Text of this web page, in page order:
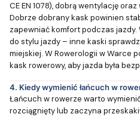
CE EN 1078), dobrą wentylację
Dobrze dobrany kask powinien
zapewniać komfort podczas
do stylu jazdy – inne kaski
miejskiej. W Rowerologii w Warce
kask rowerowy, aby jazda była
4. Kiedy wymienić łańcuch w
Łańcuch w rowerze warto
rozciągnięty lub zaczyna